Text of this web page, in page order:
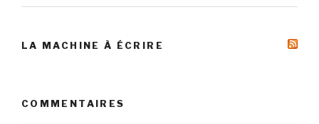
LA MACHINE À ÉCRIRE
COMMENTAIRES